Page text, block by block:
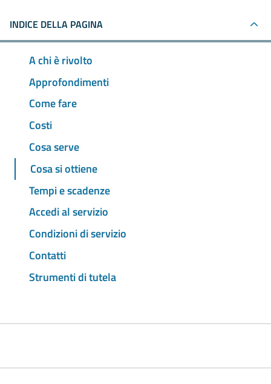
INDICE DELLA PAGINA
A chi è rivolto
Approfondimenti
Come fare
Costi
Cosa serve
Cosa si ottiene
Tempi e scadenze
Accedi al servizio
Condizioni di servizio
Contatti
Strumenti di tutela